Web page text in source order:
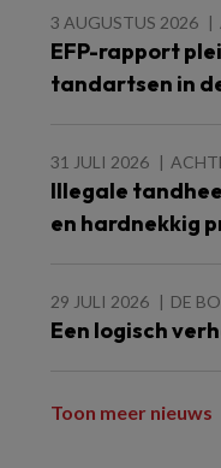
3 AUGUSTUS 2026
EFP-rapport
tandartsen in
31 JULI 2026
Illegale
en hardnekkig
29 JULI 2026 DE
Een logisch
Toon meer nieuws